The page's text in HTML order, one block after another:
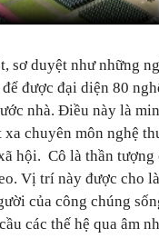
sơ duyệt như những
được đại diện 80
nhà. Điều này là
chuyên môn nghệ
hội. Cô là thần
Vị trí này được cho
của công chúng
các thế hệ qua âm